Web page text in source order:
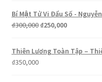
Bí Mật Tử Vi Đẩu Số -
₫300,000 Giá
là:
₫300,000.
₫250,000Giá
tại
Thiên Lương Toàn Tập –
₫350,000